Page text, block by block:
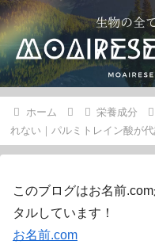
ホーム 栄養成分
れない｜パルミトレイン酸が
このブログはお名前
タルしています！
お名前.com